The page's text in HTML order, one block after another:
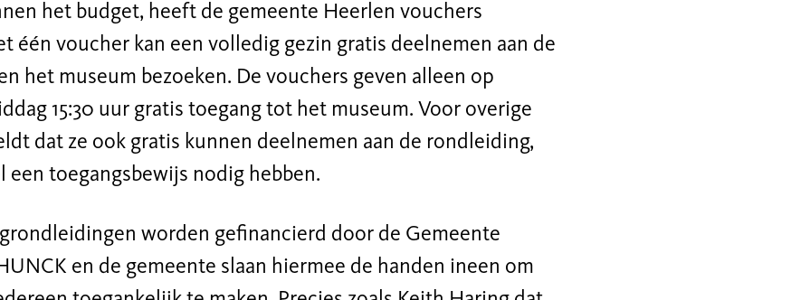
het budget, heeft de gemeente Heerlen vouchers
één voucher kan een volledig gezin gratis deelnemen aan de
het museum bezoeken. De vouchers geven alleen op
15:30 uur gratis toegang tot het museum. Voor overige
dat ze ook gratis kunnen deelnemen aan de rondleiding,
een toegangsbewijs nodig hebben.
worden gefinancierd door de Gemeente
en de gemeente slaan hiermee de handen ineen om